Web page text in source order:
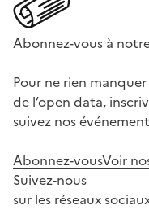
Abonnez-vous à
Pour ne rien
de l’open data,
suivez nos
Abonnez-vousVoir
Suivez-nous
sur les réseaux